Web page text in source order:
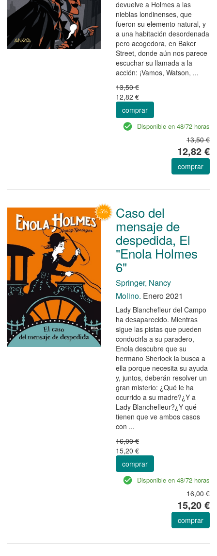
devuelve a Holmes a las
nieblas londinenses, que
fueron su elemento natural, y
a una habitación desordenada
pero acogedora, en Baker
Street, donde aún nos parece
escuchar su llamada a la
acción: ¡Vamos, Watson, ...
13,50 €
12,82 €
comprar
Disponible en 48/72 horas
13,50 €
12,82 €
comprar
Caso del
mensaje de
despedida, El
"Enola Holmes
6"
Springer, Nancy
Molino. Enero 2021
Lady Blanchefleur del Campo
ha desaparecido. Mientras
sigue las pistas que pueden
conducirla a su paradero,
Enola descubre que su
hermano Sherlock la busca a
ella porque necesita su ayuda
y, juntos, deberán resolver un
gran misterio: ¿Qué le ha
ocurrido a su madre?¿Y a
Lady Blanchefleur?¿Y qué
tienen que ve ambos casos
con ...
16,00 €
15,20 €
comprar
Disponible en 48/72 horas
16,00 €
15,20 €
comprar